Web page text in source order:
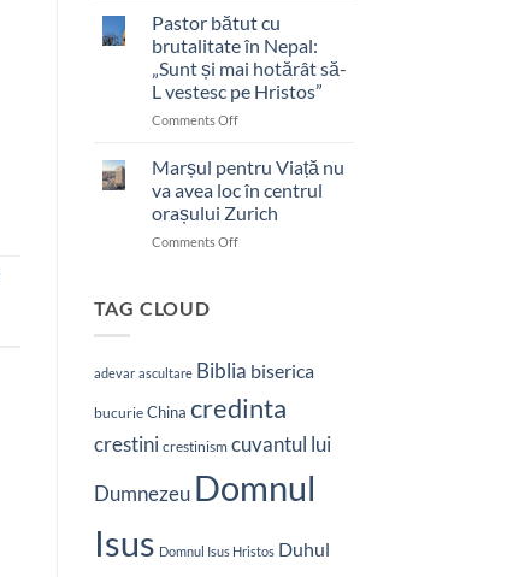
declară
gloria
lui
Dumnezeu
Pastor bătut cu
brutalitate în Nepal:
„Sunt și mai hotărât să-
L vestesc pe Hristos”
Comments Offon
bătut
cu
brutalitate
în
Nepal:
L
pe
Marșul pentru Viață nu
va avea loc în centrul
orașului Zurich
Comments Offon
avea
loc
în
orașului
TAG CLOUD
adevar ascultare Biblia biserica
bucurie China credinta
crestini crestinism cuvantul lui
Dumnezeu Domnul
Isus Domnul Isus Hristos Duhul